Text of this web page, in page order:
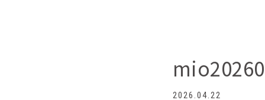
2026.04.22